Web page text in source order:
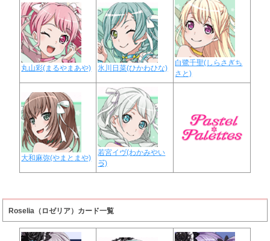
丸山彩(まるやまあや) 氷川日菜(ひかわひな)
白鷺千聖(しらさぎち
さと)
大和麻弥(やまとまや)
若宮イヴ(わかみやい
ゔ)
Roselia（ロゼリア）カード一覧